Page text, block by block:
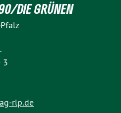
DIE GRÜNEN
3
rlp.de